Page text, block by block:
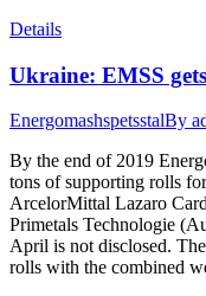
Details
Ukraine: EMSS
EnergomashspetsstalBy
By the end of 2019
tons of supporting rolls
ArcelorMittal Lazaro
Primetals Technologie
April is not disclosed.
rolls with the combined